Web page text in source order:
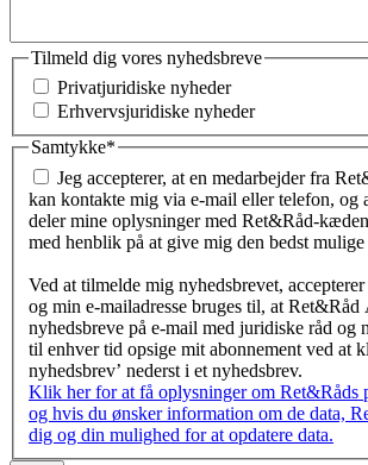
Tilmeld dig vores nyhedsbreve
Privatjuridiske nyheder
Erhvervsjuridiske nyheder
Samtykke*
Jeg accepterer, at en medarbejder fra
kan kontakte mig via e-mail eller telefon, og
deler mine oplysninger med Ret&Råd-
med henblik på at give mig den bedst mulige
Ved at tilmelde mig nyhedsbrevet,
og min e-mailadresse bruges til, at Ret&Råd
nyhedsbreve på e-mail med juridiske råd og
til enhver tid opsige mit abonnement ved at
nyhedsbrev’ nederst i et nyhedsbrev.
Klik her for at få oplysninger om Ret&Råds
og hvis du ønsker information om de data,
dig og din mulighed for at opdatere data.